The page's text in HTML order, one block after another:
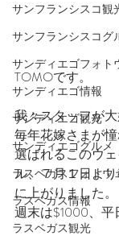
サンフランシスコ観
サンフランシスコグ
サンディエゴフォト
サンディエゴ情報
サンディエゴ観光
サンディエゴグルメ
ラスベガスフォトウ
ラスベガス情報
ラスベガス観光
TOMOです。
我々スタッフが
毎年花嫁さまが
選ばれるこのウ
ル、７月１日よ
に上がりました。
週末は$1000、平